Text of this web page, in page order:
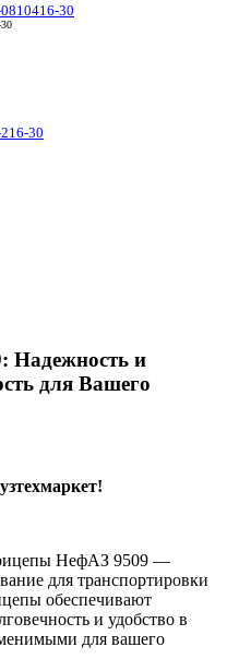
30
30
Надежность и
для Вашего
НефАЗ 9509 —
для транспортировки
обеспечивают
и удобство в
для вашего